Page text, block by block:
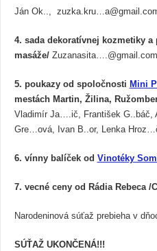
Ján Ok..,
4. sada dekoratívnej kozmetiky
masáže/ Zuzanasita….@gmail.com
5. poukazy od spoločnosti Mini
mestách Martin, Žilina,
Vladimír Ja….ič, František G..báč,
Gre…ová, Ivan B..or, Lenka
6. vínny balíček od Vinotéky
7. vecné ceny od Rádia Rebeca /
Narodeninová súťaž prebieha v
SÚŤAŽ UKONČENÁ!!!